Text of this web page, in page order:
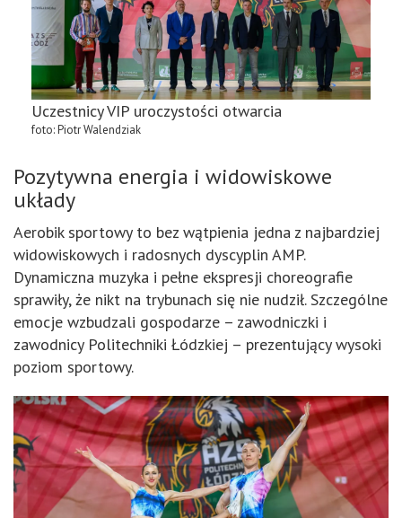
Uczestnicy VIP uroczystości otwarcia
foto: Piotr Walendziak
Pozytywna energia i widowiskowe
układy
Aerobik sportowy to bez wątpienia jedna z najbardziej
widowiskowych i radosnych dyscyplin AMP.
Dynamiczna muzyka i pełne ekspresji choreografie
sprawiły, że nikt na trybunach się nie nudził. Szczególne
emocje wzbudzali gospodarze – zawodniczki i
zawodnicy Politechniki Łódzkiej – prezentujący wysoki
poziom sportowy.